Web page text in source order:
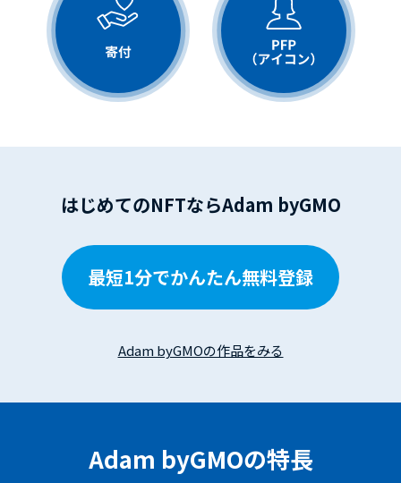
はじめてのNFTならAdam byGMO
最短1分でかんたん無料登録
Adam byGMOの作品をみる
Adam byGMOの特長